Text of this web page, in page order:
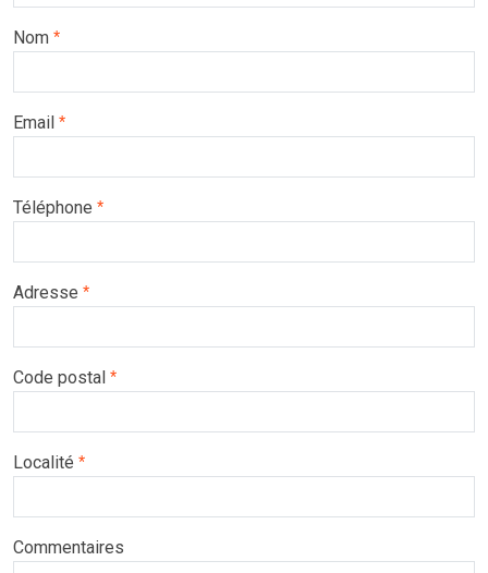
Nom *
Email *
Téléphone *
Adresse *
Code postal *
Localité *
Commentaires